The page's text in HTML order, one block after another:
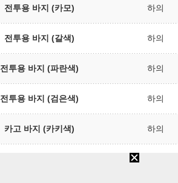
전투용 바지 (카모) 하의
전투용 바지 (갈색) 하의
전투용 바지 (파란색) 하의
전투용 바지 (검은색) 하의
카고 바지 (카키색) 하의